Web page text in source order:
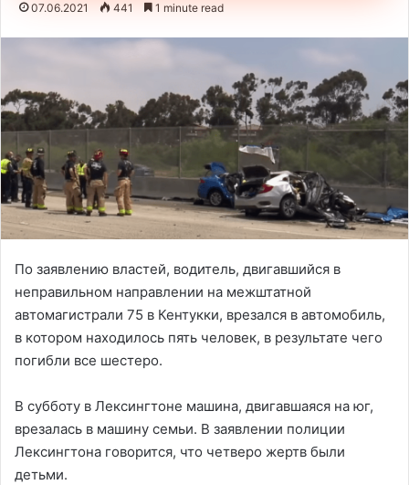
07.06.2021 441 1 minute read
По заявлению властей, водитель, двигавшийся в
неправильном направлении на межштатной
автомагистрали 75 в Кентукки, врезался в автомобиль,
в котором находилось пять человек, в результате чего
погибли все шестеро.
В субботу в Лексингтоне машина, двигавшаяся на юг,
врезалась в машину семьи. В заявлении полиции
Лексингтона говорится, что четверо жертв были
детьми.